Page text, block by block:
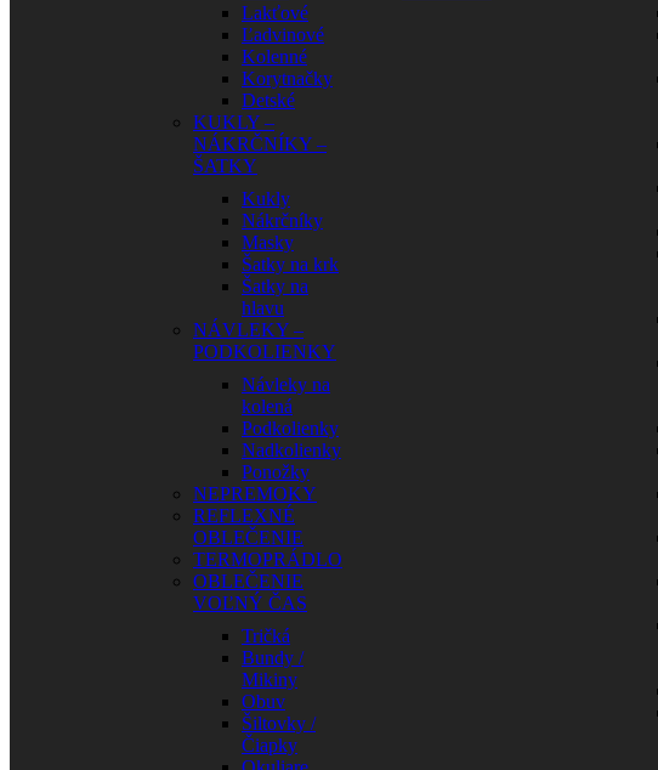
Lakťové
Ľadvinové
Kolenné
Korytnačky
Detské
KUKLY –
NÁKRČNÍKY –
ŠATKY
Kukly
Nákrčníky
Masky
Šatky na krk
Šatky na
hlavu
NÁVLEKY –
PODKOLIENKY
Návleky na
kolená
Podkolienky
Nadkolienky
Ponožky
NEPREMOKY
REFLEXNÉ
OBLEČENIE
TERMOPRÁDLO
OBLEČENIE
VOĽNÝ ČAS
Tričká
Bundy /
Mikiny
Obuv
Šiltovky /
Čiapky